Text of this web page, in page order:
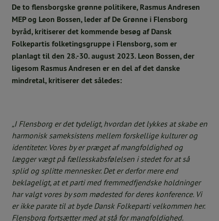
De to flensborgske grønne politikere, Rasmus Andresen
MEP og Leon Bossen, leder af De Grønne i Flensborg
byråd, kritiserer det kommende besøg af Dansk
Folkepartis folketingsgruppe i Flensborg, som er
planlagt til den 28.-30. august 2023. Leon Bossen, der
ligesom Rasmus Andresen er en del af det danske
mindretal, kritiserer det således:
„I Flensborg er det tydeligt, hvordan det lykkes at skabe en
harmonisk sameksistens mellem forskellige kulturer og
identiteter. Vores by er præget af mangfoldighed og
lægger vægt på fællesskabsfølelsen i stedet for at så
splid og splitte mennesker. Det er derfor mere end
beklageligt, at et parti med fremmedfjendske holdninger
har valgt vores by som mødested for deres konference. Vi
er ikke parate til at byde Dansk Folkeparti velkommen her.
Flensborg fortsætter med at stå for mangfoldighed.